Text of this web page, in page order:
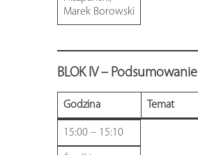
Marek Borowski
BLOK IV – Podsumowanie
Godzina Temat
15:00 – 15:10